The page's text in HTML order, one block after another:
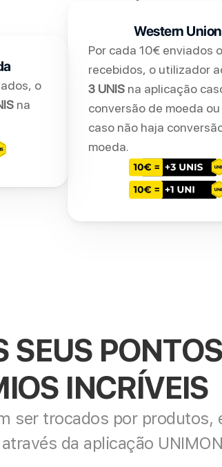
o
na
Western Union
Por cada 10€ enviados
3 UNIS na aplicação
conversão de moeda ou
caso não haja
moeda.
SEUS
INCRÍVEIS
ser trocados por produtos,
da aplicação